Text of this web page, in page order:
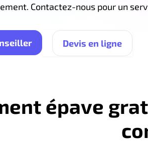
Contactez-nous pour un
Devis en ligne
épave